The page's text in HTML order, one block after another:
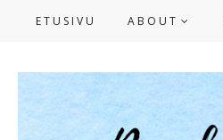
ETUSIVU ABOUT